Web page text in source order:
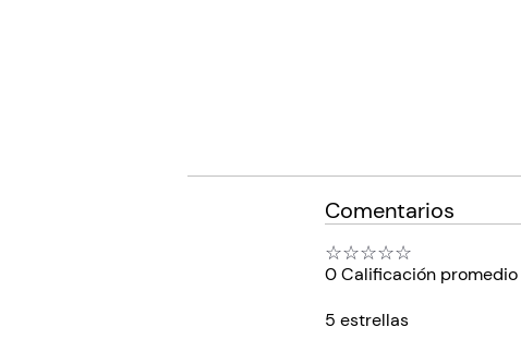
Comentarios
☆☆☆☆☆
0 Calificación promedio
5 estrellas